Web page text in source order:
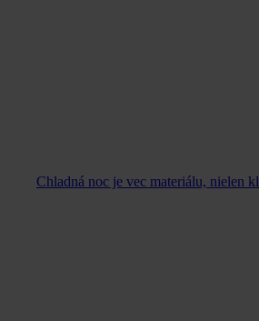
Chladná noc je vec materiálu, nielen